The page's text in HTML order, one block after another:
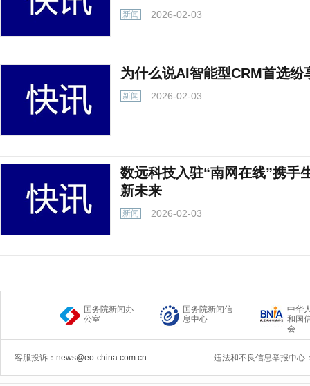
新闻 2026-02-03
为什么说AI智能型CRM首选纷
新闻 2026-02-03
数远科技入驻“南网在线”携手
新未来
新闻 2026-02-03
国务院新闻办
公室
国务院新闻信
息中心
中华
和国
会
客服投诉： news@eo-china.com.cn 违法和不良信息举报中心